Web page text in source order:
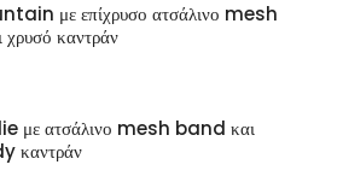
με επίχρυσο ατσάλινο mesh
καντράν
με ατσάλινο mesh band και
καντράν